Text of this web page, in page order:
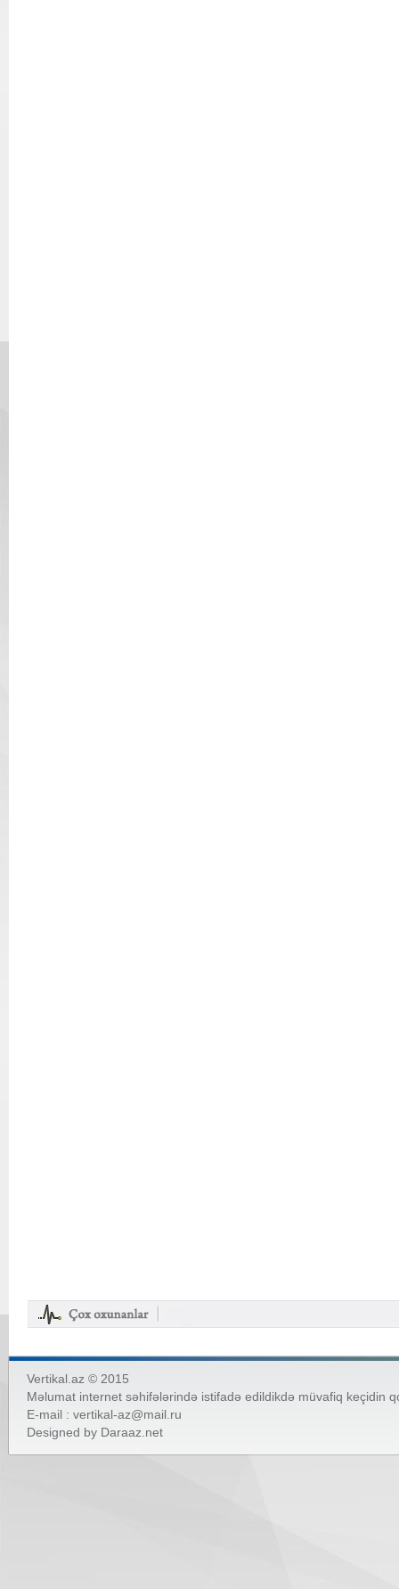
Vertikal.az © 2015
Məlumat internet səhifələrində istifadə edildikdə müvafiq keçidin
E-mail : vertikal-az@mail.ru
Designed by Daraaz.net